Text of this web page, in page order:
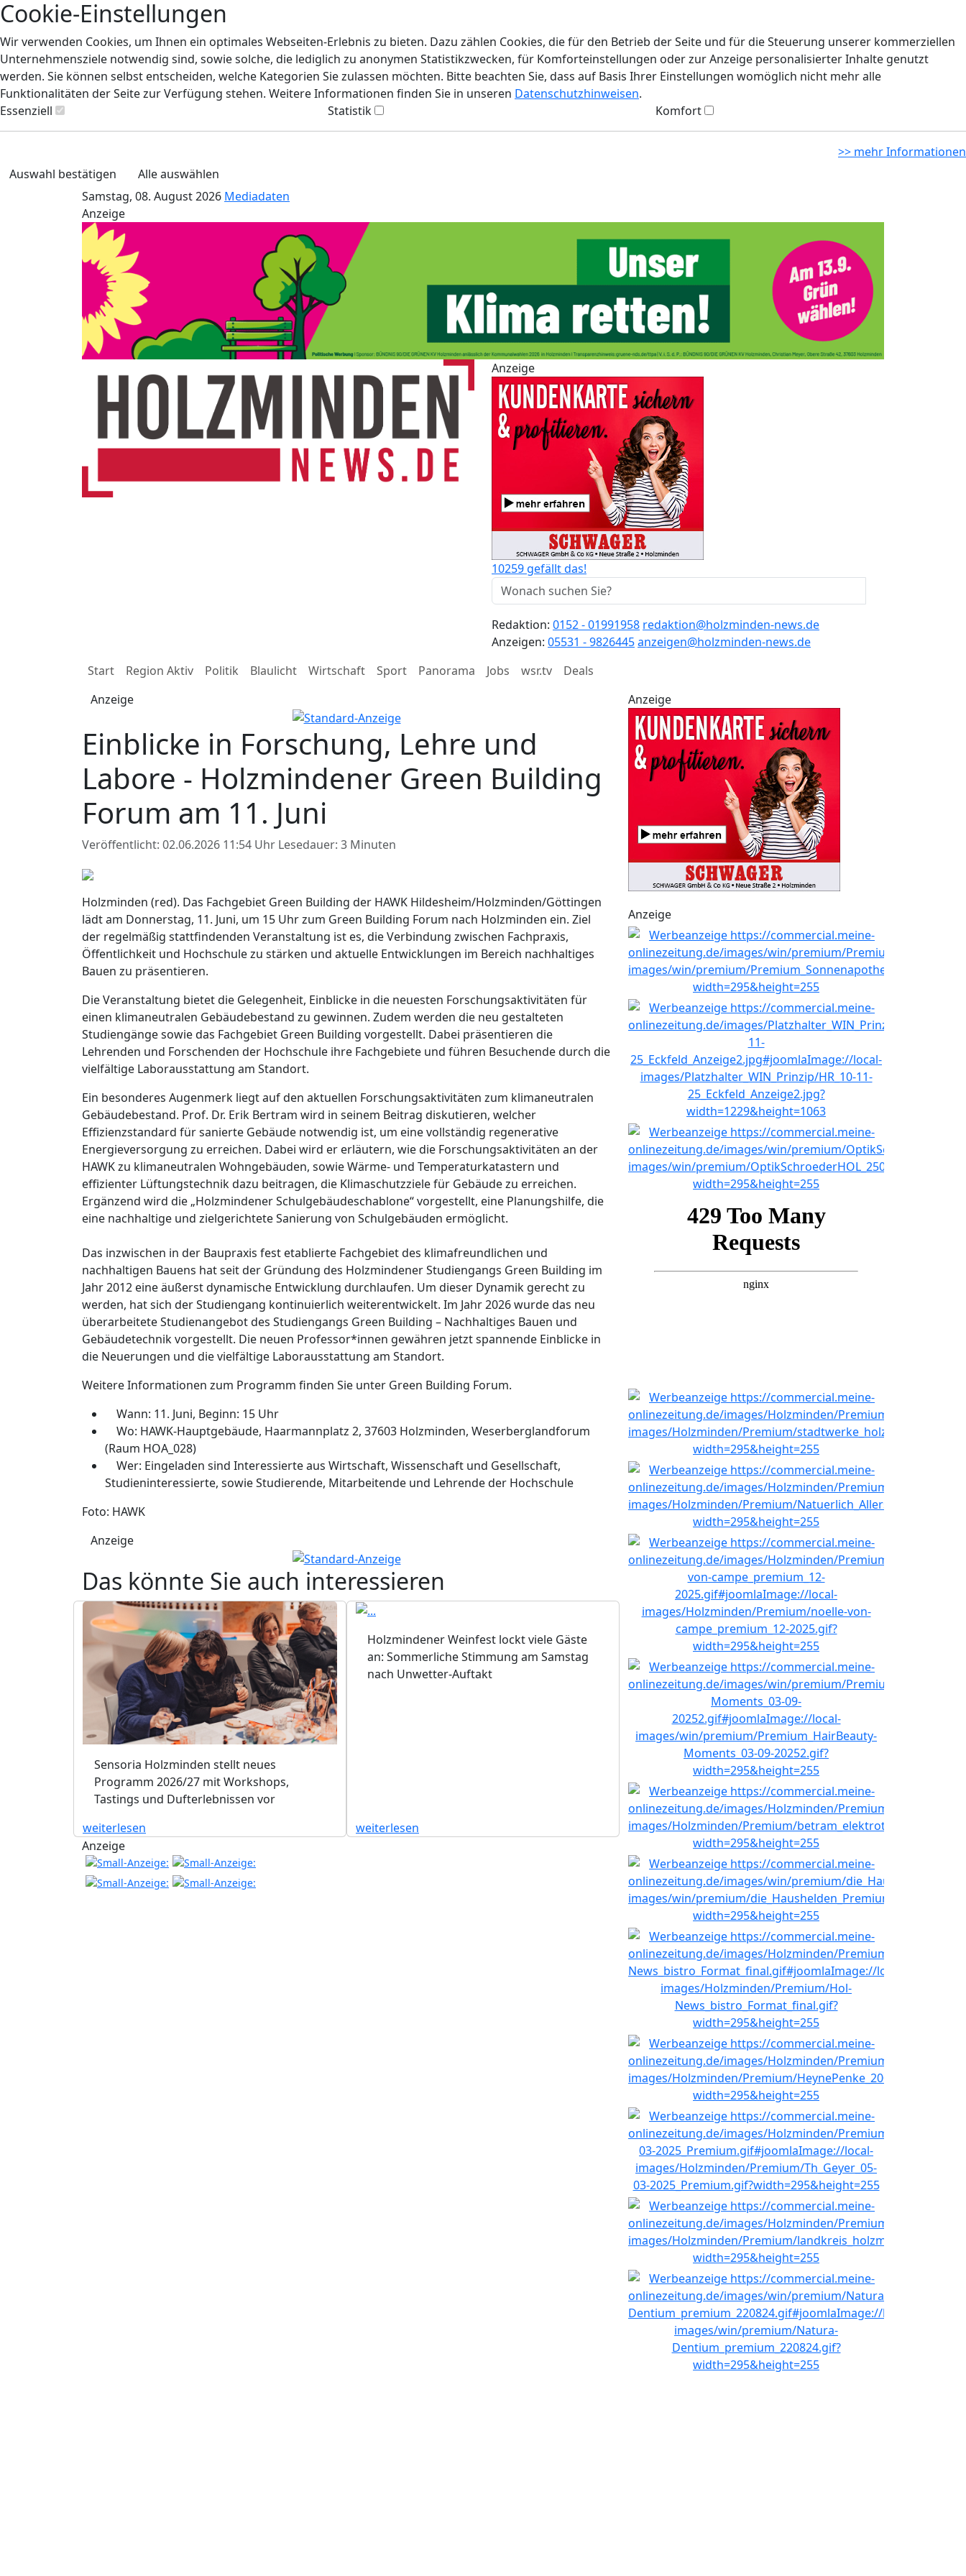
Cookie-Einstellungen
Wir verwenden Cookies, um Ihnen ein optimales Webseiten-Erlebnis zu bieten. Dazu zählen Cookies, die für den Betrieb der Seite und für die Steuerung unserer kommerziellen
Unternehmensziele notwendig sind, sowie solche, die lediglich zu anonymen Statistikzwecken, für Komforteinstellungen oder zur Anzeige personalisierter Inhalte genutzt
werden. Sie können selbst entscheiden, welche Kategorien Sie zulassen möchten. Bitte beachten Sie, dass auf Basis Ihrer Einstellungen womöglich nicht mehr alle
Funktionalitäten der Seite zur Verfügung stehen. Weitere Informationen finden Sie in unseren Datenschutzhinweisen.
Essenziell
Statistik Komfort
>> mehr Informationen
Auswahl bestätigen
Alle auswählen
Samstag, 08. August 2026 Mediadaten
Anzeige
Anzeige
10259 gefällt das!
Redaktion: 0152 - 01991958 redaktion@holzminden-news.de
Anzeigen: 05531 - 9826445anzeigen@holzminden-news.de
Start
Region Aktiv Politik Blaulicht Wirtschaft Sport Panorama Jobs wsr.tv
Deals
Anzeige
Einblicke in Forschung, Lehre und
Labore - Holzmindener Green Building
Forum am 11. Juni
Veröffentlicht: 02.06.2026 11:54 Uhr Lesedauer: 3 Minuten
Holzminden (red). Das Fachgebiet Green Building der HAWK Hildesheim/Holzminden/Göttingen
lädt am Donnerstag, 11. Juni, um 15 Uhr zum Green Building Forum nach Holzminden ein. Ziel
der regelmäßig stattfindenden Veranstaltung ist es, die Verbindung zwischen Fachpraxis,
Öffentlichkeit und Hochschule zu stärken und aktuelle Entwicklungen im Bereich nachhaltiges
Bauen zu präsentieren.
Die Veranstaltung bietet die Gelegenheit, Einblicke in die neuesten Forschungsaktivitäten für
einen klimaneutralen Gebäudebestand zu gewinnen. Zudem werden die neu gestalteten
Studiengänge sowie das Fachgebiet Green Building vorgestellt. Dabei präsentieren die
Lehrenden und Forschenden der Hochschule ihre Fachgebiete und führen Besuchende durch die
vielfältige Laborausstattung am Standort.
Ein besonderes Augenmerk liegt auf den aktuellen Forschungsaktivitäten zum klimaneutralen
Gebäudebestand. Prof. Dr. Erik Bertram wird in seinem Beitrag diskutieren, welcher
Effizienzstandard für sanierte Gebäude notwendig ist, um eine vollständig regenerative
Energieversorgung zu erreichen. Dabei wird er erläutern, wie die Forschungsaktivitäten an der
HAWK zu klimaneutralen Wohngebäuden, sowie Wärme- und Temperaturkatastern und
effizienter Lüftungstechnik dazu beitragen, die Klimaschutzziele für Gebäude zu erreichen.
Ergänzend wird die „Holzmindener Schulgebäudeschablone“ vorgestellt, eine Planungshilfe, die
eine nachhaltige und zielgerichtete Sanierung von Schulgebäuden ermöglicht.
Das inzwischen in der Baupraxis fest etablierte Fachgebiet des klimafreundlichen und
nachhaltigen Bauens hat seit der Gründung des Holzmindener Studiengangs Green Building im
Jahr 2012 eine äußerst dynamische Entwicklung durchlaufen. Um dieser Dynamik gerecht zu
werden, hat sich der Studiengang kontinuierlich weiterentwickelt. Im Jahr 2026 wurde das neu
überarbeitete Studienangebot des Studiengangs Green Building – Nachhaltiges Bauen und
Gebäudetechnik vorgestellt. Die neuen Professor*innen gewähren jetzt spannende Einblicke in
die Neuerungen und die vielfältige Laborausstattung am Standort.
Weitere Informationen zum Programm finden Sie unter Green Building Forum.
Wann: 11. Juni, Beginn: 15 Uhr
Wo: HAWK-Hauptgebäude, Haarmannplatz 2, 37603 Holzminden, Weserberglandforum
(Raum HOA_028)
Wer: Eingeladen sind Interessierte aus Wirtschaft, Wissenschaft und Gesellschaft,
Studieninteressierte, sowie Studierende, Mitarbeitende und Lehrende der Hochschule
Foto: HAWK
Anzeige
Das könnte Sie auch interessieren
Sensoria Holzminden stellt neues
Programm 2026/27 mit Workshops,
Tastings und Dufterlebnissen vor
weiterlesen
Holzmindener Weinfest lockt viele Gäste
an: Sommerliche Stimmung am Samstag
nach Unwetter-Auftakt
weiterlesen
Anzeige
Anzeige
Anzeige